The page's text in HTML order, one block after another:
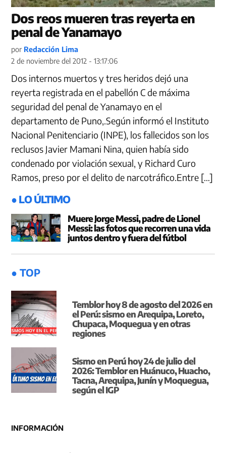
Dos reos mueren tras reyerta en
penal de Yanamayo
por Redacción Lima
2 de noviembre del 2012 - 13:17:06
Dos internos muertos y tres heridos dejó una
reyerta registrada en el pabellón C de máxima
seguridad del penal de Yanamayo en el
departamento de Puno,.Según informó el Instituto
Nacional Penitenciario (INPE), los fallecidos son los
reclusos Javier Mamani Nina, quien había sido
condenado por violación sexual, y Richard Curo
Ramos, preso por el delito de narcotráfico.Entre […]
● LO ÚLTIMO
Muere Jorge Messi, padre de Lionel
Messi: las fotos que recorren una vida
juntos dentro y fuera del fútbol
● TOP
Temblor hoy 8 de agosto del 2026 en
el Perú: sismo en Arequipa, Loreto,
Chupaca, Moquegua y en otras
regiones
Sismo en Perú hoy 24 de julio del
2026: Temblor en Huánuco, Huacho,
Tacna, Arequipa, Junín y Moquegua,
según el IGP
INFORMACIÓN